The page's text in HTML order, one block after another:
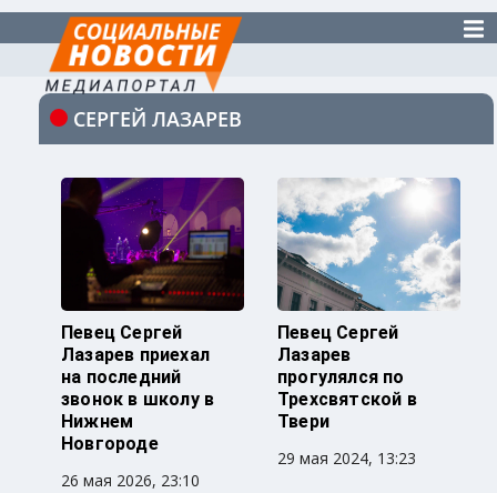
СЕРГЕЙ ЛАЗАРЕВ
Певец Сергей
Лазарев приехал
на последний
звонок в школу в
Нижнем
Новгороде
26 мая 2026, 23:10
Певец Сергей
Лазарев
прогулялся по
Трехсвятской в
Твери
29 мая 2024, 13:23